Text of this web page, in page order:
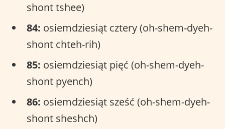
shont tshee)
84: osiemdziesiąt cztery (oh-shem-dyeh-
shont chteh-rih)
85: osiemdziesiąt pięć (oh-shem-dyeh-
shont pyench)
86: osiemdziesiąt sześć (oh-shem-dyeh-
shont sheshch)